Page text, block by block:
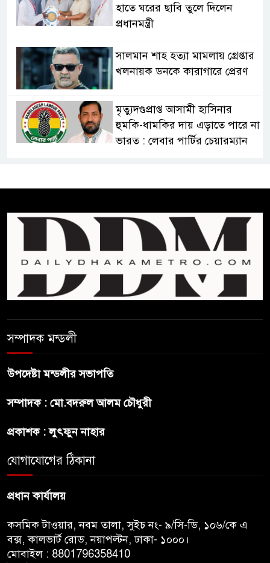
হাতে ঘরের ছাবি তুলে দিলেন
প্রধানমন্ত্রী
সালমান শাহ হত্যা মামলায় গ্রেপ্তার
খলনায়ক ডনকে কারাগারে প্রেরণ
মৃত্যুদণ্ডপ্রাপ্ত আসামী হাসিনার
হুমকি-ধামকির দায় এড়াতে পারে না
ভারত : লেবার পার্টির চেয়ারম্যান
রাজসাক্ষী রিজভীর বক্তব্যে ক্ষুব্ধ
হাওর ও জলাভূমিতে মা মাছ
সংরক্ষিত রাখার পরিকল্পনা নিচ্ছে
সরকার
সোমবার সকাল ১০টায় এসএসসি
সম্পাদক মন্ডলী
উপদেষ্টা মন্ডলীর সভাপতি
সম্পাদক : মো.বদরুল আলম চৌধুরী
প্রকাশক : লুৎফুন নাহার
যোগাযোগের ঠিকানা
প্রধান কার্যালয়
কসমিক টাওয়ার, নবম তালা, সুইচ নং- ৯/সি-ডি, ১০৬/কে এ
বক্স, কালভার্ট রোড, নয়াপল্টন, ঢাকা- ১০০০।
মোবাইল : 8801796358410